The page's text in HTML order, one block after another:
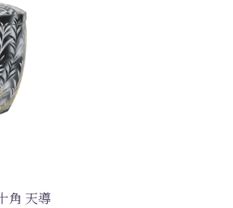
角 天導